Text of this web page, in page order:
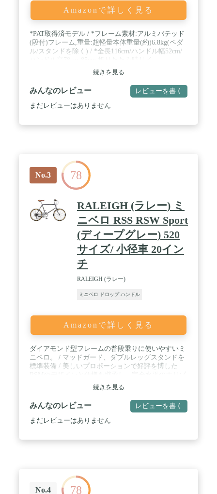
Amazonで詳しく見る
*PAT取得済モデル / *フレーム素材:アルミバテッド
(段付)フレーム,重量:超軽量本体重量(約)6.8kg(ペダ
ル/スタンドを除く) / *全長116cm/ハンドル幅52cm/
ズ:65cm×36cm×高さ55cm(ペダル幅/サドル高含む) /
*サドル高さ:66cm-90cm,タイヤサイズ:14×1.35イン
チ / *ギア数:前/47T、後/11T(シングルスピード),ク
ランクアーム長:170mm / *鍛造式高さ調節機能付き
ハンドルステム装備,脱着式クイックアルミペダル標
続きを見る
みんなのレビュー レビューを書く
まだレビューはありません
No.3 78
RALEIGH (ラレー) ミ
ニベロ RSS RSW Sport
(ディープグレー) 520
サイズ/ 小径車 20イン
チ
RALEIGH (ラレー)
ミニベロ ドロップ ハンドル
Amazonで詳しく見る
ダイアモンド型フレームの普段乗りに使いやすいミ
ニベロ。 / マッドガード、ダブルレッグスタンドを
標準装備 / 美しいプロポーションで好評を博した
ンタルトップチューブデザインのフレームを纏い、
RSWスポーツが蘇った。ラレーミニベロに共通な
ETRTO-451ホイールで高い走行性能も誇る。
続きを見る
みんなのレビュー レビューを書く
まだレビューはありません
No.4 78